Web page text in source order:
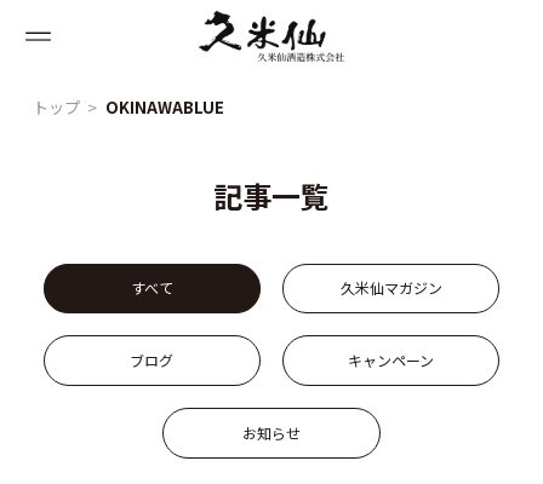
トップ OKINAWABLUE
記事一覧
すべて 久米仙マガジン
ブログ キャンペーン
お知らせ